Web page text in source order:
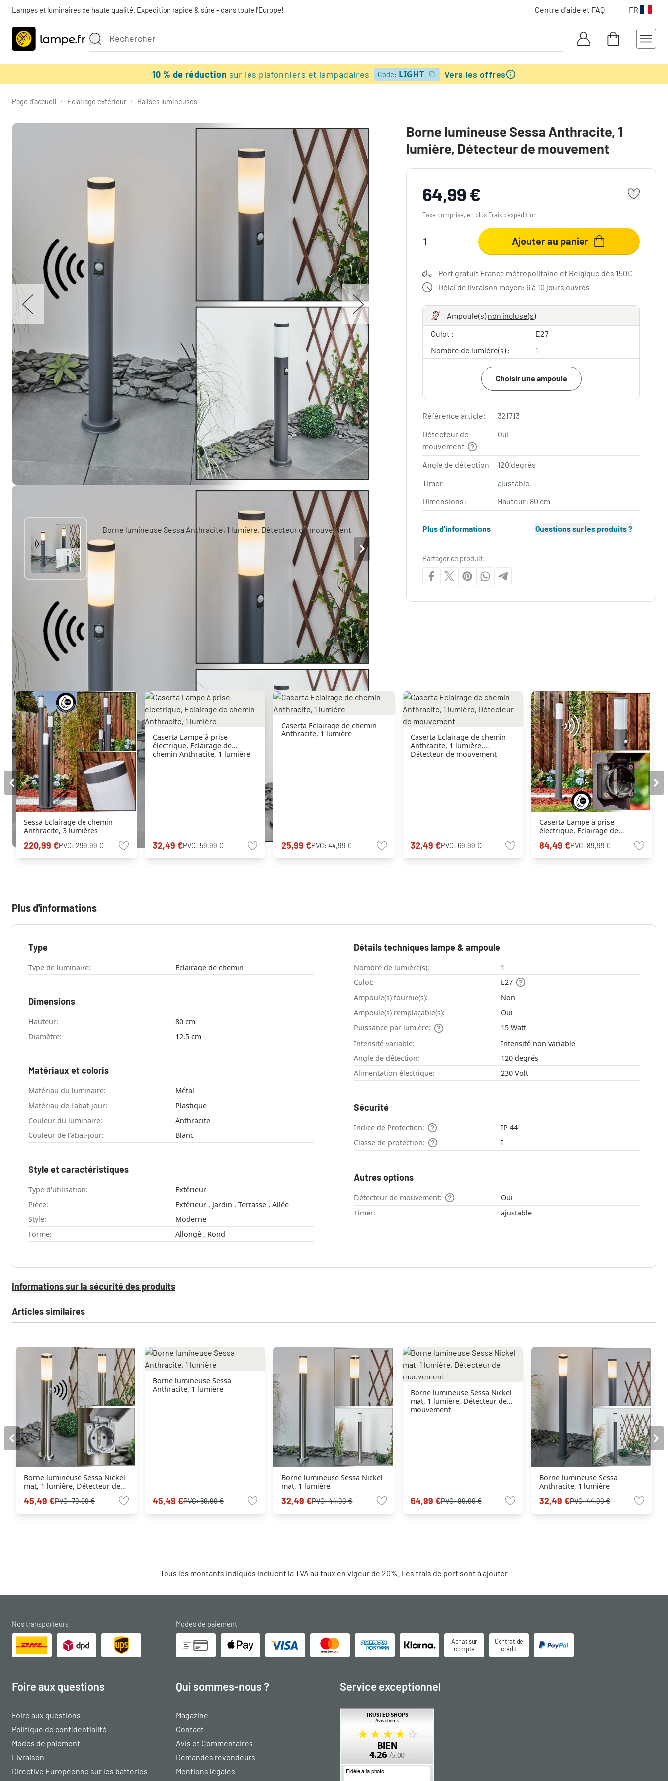
Lampes et luminaires de haute qualité. Expédition rapide & sûre - dans toute l'Europe! Centre d'aide et FAQ FR
10 % de réduction sur les plafonniers et lampadaires Code: LIGHT Vers les offres
Page d’accueil / Éclairage extérieur / Balises lumineuses
Borne lumineuse Sessa Anthracite, 1
lumière, Détecteur de mouvement
64,99 €
Taxe comprise, en plus Frais d'expédition
Ajouter au panier
Port gratuit France métropolitaine et Belgique dès 150€
Délai de livraison moyen: 6 à 10 jours ouvrés
Ampoule(s)non incluse(s)
Culot :
E27
Nombre de lumière(s) :
1
Choisir une ampoule
Référence article:
321713
Détecteur de
mouvement
Oui
Angle de détection
120 degrés
Timer
ajustable
Dimensions:
Hauteur: 80 cm
Plus d'informations Questions sur les produits ?
Partager ce produit:
Autres produits similaires
Sessa Eclairage de chemin
Anthracite, 3 lumières
220,99 €PVC:299,99 €
Caserta Lampe à prise
électrique, Eclairage de
chemin Anthracite, 1 lumière
32,49 €PVC:59,99 €
Caserta Eclairage de chemin
Anthracite, 1 lumière
25,99 €PVC:44,99 €
Caserta Eclairage de chemin
Anthracite, 1 lumière,
Détecteur de mouvement
32,49 €PVC:69,99 €
Caserta Lampe à prise
électrique, Eclairage de
chemin Anthracite, 1 lumière,
Détecteur de mouvement
84,49 €PVC:89,99 €
Plus d'informations
Type
Type de luminaire: Eclairage de chemin
Dimensions
Hauteur:
80 cm
Diamètre:
12.5 cm
Matériaux et coloris
Matériau du luminaire:
Métal
Matériau de l'abat-jour:
Plastique
Couleur du luminaire:
Anthracite
Couleur de l'abat-jour:
Blanc
Style et caractéristiques
Type d'utilisation:
Extérieur
Pièce:
Extérieur , Jardin , Terrasse , Allée
Style:
Moderne
Forme:
Allongé , Rond
Détails techniques lampe & ampoule
Nombre de lumière(s):
1
Culot:
E27
Ampoule(s) fournie(s):
Non
Ampoule(s) remplaçable(s):
Oui
Puissance par lumière:
15 Watt
Intensité variable:
Intensité non variable
Angle de détection:
120 degrés
Alimentation électrique:
230 Volt
Sécurité
Indice de Protection:
IP 44
Classe de protection:
I
Autres options
Détecteur de mouvement:
Oui
Timer:
ajustable
Informations sur la sécurité des produits
Articles similaires
Borne lumineuse Sessa Nickel
mat, 1 lumière, Détecteur de
45,49 €PVC:79,99 €
Borne lumineuse Sessa
Anthracite, 1 lumière
45,49 €PVC:69,99 €
Borne lumineuse Sessa Nickel
mat, 1 lumière
32,49 €PVC:44,99 €
Borne lumineuse Sessa Nickel
mat, 1 lumière, Détecteur de
mouvement
64,99 €PVC:89,99 €
Borne lumineuse Sessa
Anthracite, 1 lumière
32,49 €PVC:44,99 €
Tous les montants indiqués incluent la TVA au taux en vigeur de 20%. Les frais de port sont à ajouter
Nos transporteurs Modes de paiement
Achat sur
compte
Contrat de
crédit
Foire aux questions
Foire aux questions
Politique de confidentialité
Modes de paiement
Livraison
Directive Européenne sur les batteries
Qui sommes-nous ?
Magazine
Contact
Avis et Commentaires
Demandes revendeurs
Mentions légales
Service exceptionnel